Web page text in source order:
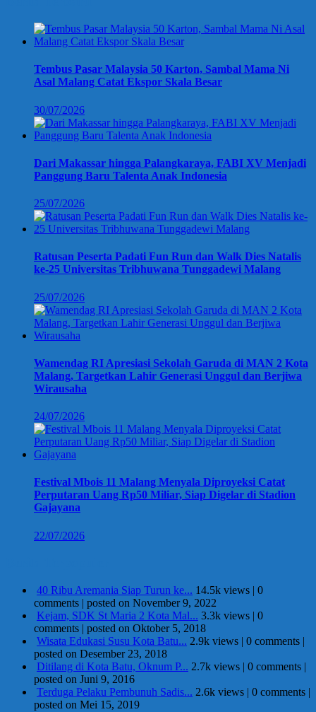
Tembus Pasar Malaysia 50 Karton, Sambal Mama Ni
Asal Malang Catat Ekspor Skala Besar
30/07/2026
Dari Makassar hingga Palangkaraya, FABI XV Menjadi
Panggung Baru Talenta Anak Indonesia
25/07/2026
Ratusan Peserta Padati Fun Run dan Walk Dies Natalis
ke-25 Universitas Tribhuwana Tunggadewi Malang
25/07/2026
Wamendag RI Apresiasi Sekolah Garuda di MAN 2 Kota
Malang, Targetkan Lahir Generasi Unggul dan Berjiwa
Wirausaha
24/07/2026
Festival Mbois 11 Malang Menyala Diproyeksi Catat
Perputaran Uang Rp50 Miliar, Siap Digelar di Stadion
Gajayana
22/07/2026
40 Ribu Aremania Siap Turun ke... 14.5k views | 0
comments | posted on November 9, 2022
Kejam, SDK St Maria 2 Kota Mal... 3.3k views | 0
comments | posted on Oktober 5, 2018
Wisata Edukasi Susu Kota Batu... 2.9k views | 0 comments |
posted on Desember 23, 2018
Ditilang di Kota Batu, Oknum P... 2.7k views | 0 comments |
posted on Juni 9, 2016
Terduga Pelaku Pembunuh Sadis... 2.6k views | 0 comments |
posted on Mei 15, 2019